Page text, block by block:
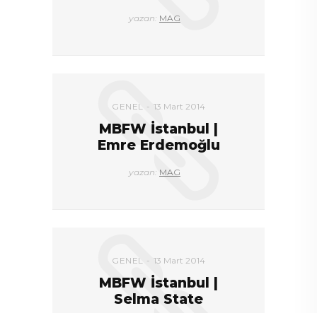
yazan: MAG
GENEL 13 Mart 2014
MBFW İstanbul |
Emre Erdemoğlu
yazan: MAG
GENEL 13 Mart 2014
MBFW İstanbul |
Selma State